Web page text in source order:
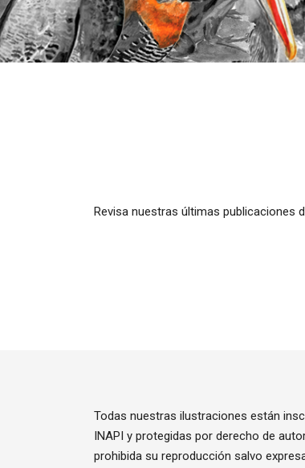
Revisa nuestras últimas publicaciones
Todas nuestras ilustraciones están
INAPI y protegidas por derecho de
prohibida su reproducción salvo